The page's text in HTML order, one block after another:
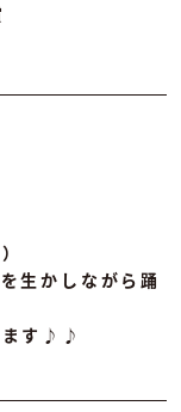
生かしながら踊
ます♪♪